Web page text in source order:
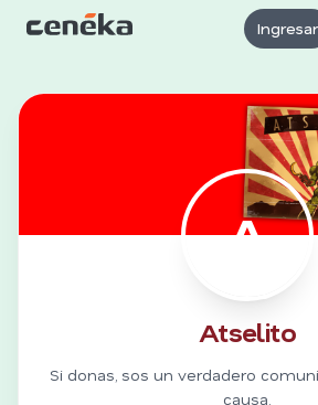
Ingresar
A
Atselito
Si donas, sos un verdadero
causa.